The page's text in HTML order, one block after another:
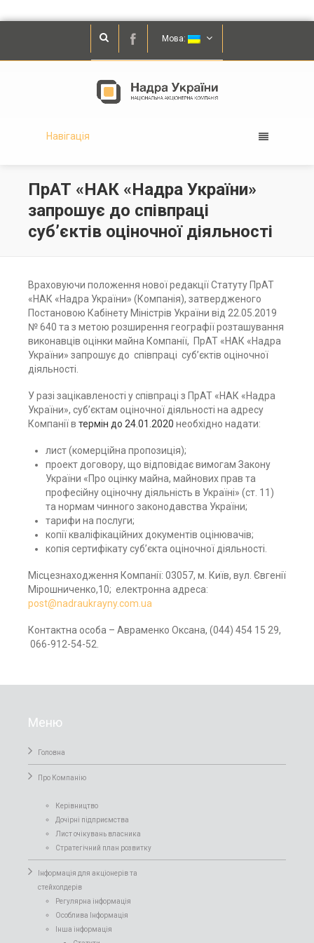
Мова:
Навігація
ПрАТ «НАК «Надра України»
запрошує до співпраці
суб’єктів оціночної діяльності
Враховуючи положення нової редакції Статуту ПрАТ
«НАК «Надра України» (Компанія), затвердженого
Постановою Кабінету Міністрів України від 22.05.2019
№ 640 та з метою розширення географії розташування
виконавців оцінки майна Компанії, ПрАТ «НАК «Надра
України» запрошує до співпраці суб’єктів оціночної
діяльності.
У разі зацікавленості у співпраці з ПрАТ «НАК «Надра
України», суб’єктам оціночної діяльності на адресу
Компанії в термін до 24.01.2020 необхідно надати:
лист (комерційна пропозиція);
проект договору, що відповідає вимогам Закону
України «Про оцінку майна, майнових прав та
професійну оціночну діяльність в Україні» (ст. 11)
та нормам чинного законодавства України;
тарифи на послуги;
копії кваліфікаційних документів оцінювачів;
копія сертифікату суб’єкта оціночної діяльності.
Місцезнаходження Компанії: 03057, м. Київ, вул. Євгенії
Мірошниченко,10; електронна адреса:
post@nadraukrayny.com.ua
Контактна особа – Авраменко Оксана, (044) 454 15 29,
066-912-54-52.
Меню
Головна
Про Компанiю
Керівництво
Дочірні підприємства
Лист очікувань власника
Стратегічний план розвитку
Інформація для акціонерів та
стейхолдерів
Регулярна інформація
Особлива Інформація
Інша інформація